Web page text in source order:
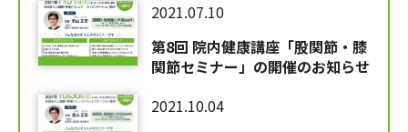
2021.07.10
第8回 院内健康講座「股関節・膝
関節セミナー」の開催のお知らせ
2021.10.04